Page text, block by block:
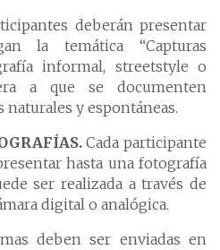
deberán presentar
la temática “Capturas
informal, streetstyle o
a que se documenten
y espontáneas.
Cada participante
hasta una fotografía
ser realizada a través de
digital o analógica.
deben ser enviadas en